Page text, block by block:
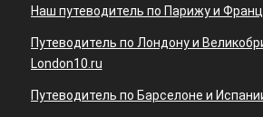
Наш путеводитель по Парижу и
Путеводитель по Лондону и
London10.ru
Путеводитель по Барселоне и